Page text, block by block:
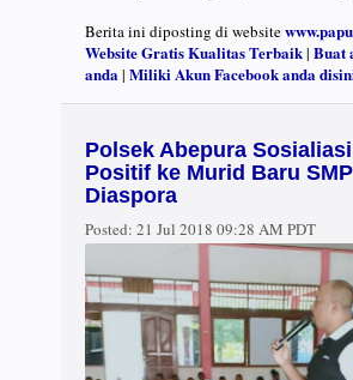
Berita ini diposting di website
Website Gratis Kualitas Terbaik| Buat
anda| Miliki Akun Facebook anda
Polsek Abepura
Positif ke Murid Baru
Diaspora
Posted: 21 Jul 2018 09:28 AM PDT